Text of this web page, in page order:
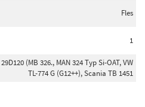
Fles
1
(MB 326., MAN 324 Typ Si-OAT, VW
TL-774 G (G12++), Scania TB 1451